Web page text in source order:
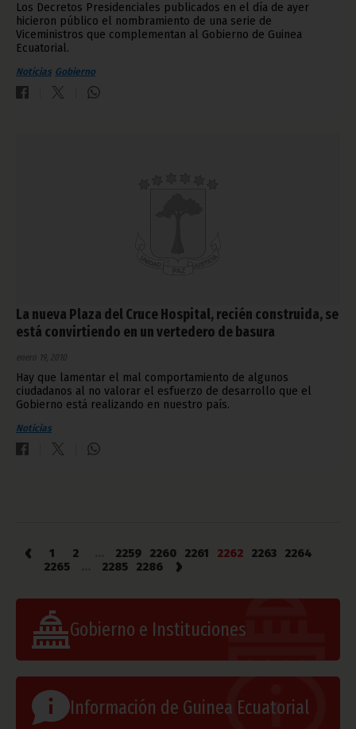
Los Decretos Presidenciales publicados en el día de ayer
hicieron público el nombramiento de una serie de
Viceministros que complementan al Gobierno de Guinea
Ecuatorial.
Noticias Gobierno
La nueva Plaza del Cruce Hospital, recién construida, se
está convirtiendo en un vertedero de basura
enero 19, 2010
Hay que lamentar el mal comportamiento de algunos
ciudadanos al no valorar el esfuerzo de desarrollo que el
Gobierno está realizando en nuestro país.
Noticias
‹ 1 2 2259 2260 2261 2262 2263
2264
2265
2285 2286 ›
Gobierno e Instituciones
Información de Guinea Ecuatorial